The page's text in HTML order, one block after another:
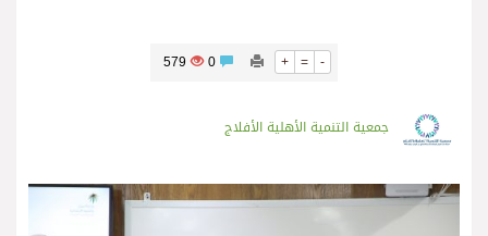
+ = -
579
جمعية التنمية الأهلية الأفلاج